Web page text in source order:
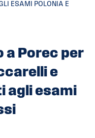
ESAMI POLONIA E
a Porec per
e
agli esami